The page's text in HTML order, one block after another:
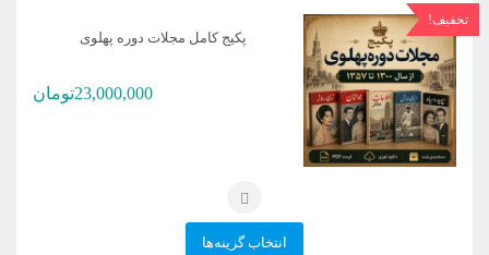
اساس
جدیدترین
تخفیف!
پکیج کامل مجلات دوره پهلوی
23,000,000تومان
انتخاب گزینه‌ها